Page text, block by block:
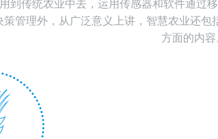
到传统农业中去，运用传感器和软件通过
管理外，从广泛意义上讲，智慧农业还
方面的内容